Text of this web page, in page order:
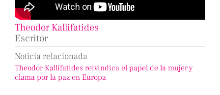
Theodor Kallifatides
Escritor
Noticia relacionada
Theodor Kallifatides reivindica el papel de la mujer y
clama por la paz en Europa